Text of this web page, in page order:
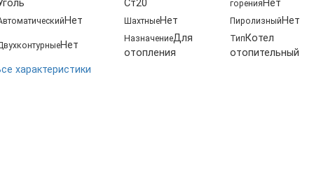
Ст20
горения Нет
Нет ШахтныеНет Пиролизный Нет
Нет
НазначениеДля
отопления
Тип Котел
отопительный
характеристики